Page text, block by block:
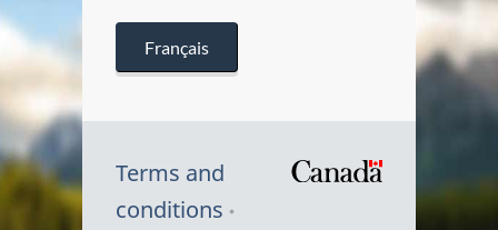
Français
Terms and
conditions
Symbole